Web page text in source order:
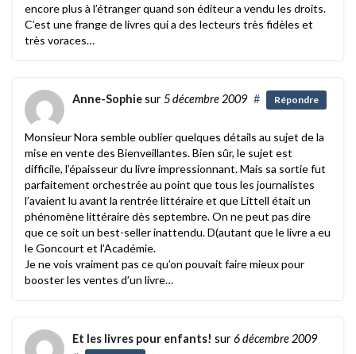
encore plus à l’étranger quand son éditeur a vendu les droits.
C’est une frange de livres qui a des lecteurs très fidèles et
très voraces…
Anne-Sophiesur5 décembre 2009 # Répondre
Monsieur Nora semble oublier quelques détails au sujet de la
mise en vente des Bienveillantes. Bien sûr, le sujet est
difficile, l’épaisseur du livre impressionnant. Mais sa sortie fut
parfaitement orchestrée au point que tous les journalistes
l’avaient lu avant la rentrée littéraire et que Littell était un
phénomène littéraire dès septembre. On ne peut pas dire
que ce soit un best-seller inattendu. D(autant que le livre a eu
le Goncourt et l’Académie.
Je ne vois vraiment pas ce qu’on pouvait faire mieux pour
booster les ventes d’un livre…
Et les livres pour enfants! sur6 décembre 2009